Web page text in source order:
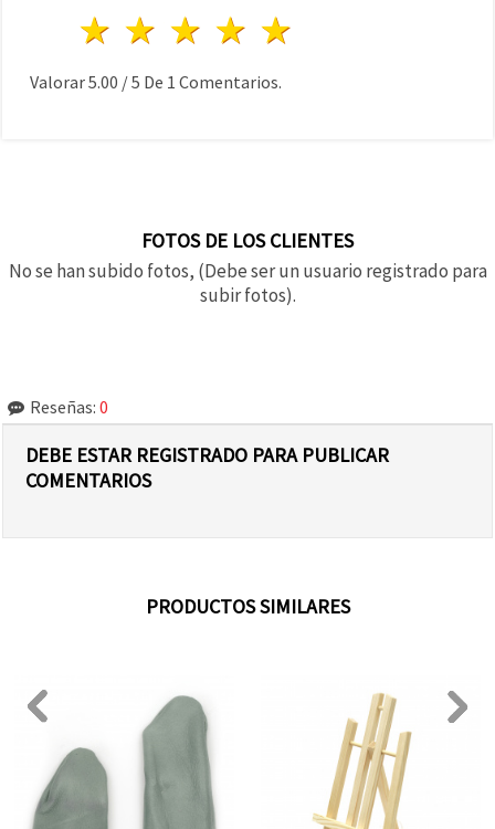
4 estrellas
3 estrellas
2 estrellas
1 estrella
Valorar5.00 /5 De 1 Comentarios.
FOTOS DE LOS CLIENTES
No se han subido fotos, (Debe ser un usuario registrado para
subir fotos).
Reseñas: 0
DEBE ESTAR REGISTRADO PARA PUBLICAR
COMENTARIOS
PRODUCTOS SIMILARES